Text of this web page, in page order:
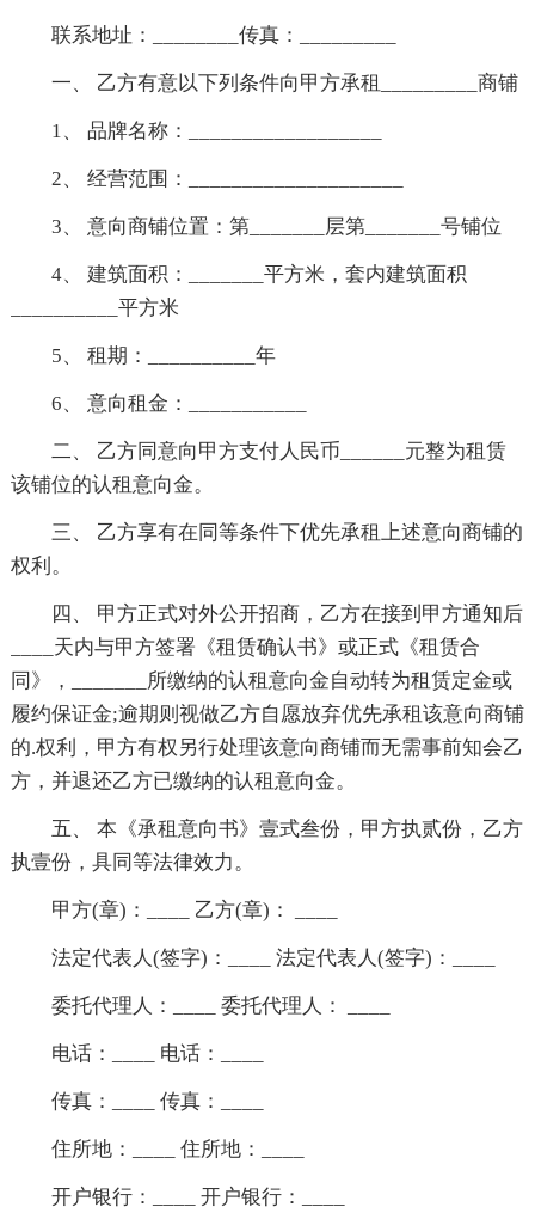
联系地址：________传真：_________
一、 乙方有意以下列条件向甲方承租_________商铺
1、 品牌名称：__________________
2、 经营范围：____________________
3、 意向商铺位置：第_______层第_______号铺位
4、 建筑面积：_______平方米，套内建筑面积
__________平方米
5、 租期：__________年
6、 意向租金：___________
二、 乙方同意向甲方支付人民币______元整为租赁
该铺位的认租意向金。
三、 乙方享有在同等条件下优先承租上述意向商铺的
权利。
四、 甲方正式对外公开招商，乙方在接到甲方通知后
____天内与甲方签署《租赁确认书》或正式《租赁合
同》，_______所缴纳的认租意向金自动转为租赁定金或
履约保证金;逾期则视做乙方自愿放弃优先承租该意向商铺
的.权利，甲方有权另行处理该意向商铺而无需事前知会乙
方，并退还乙方已缴纳的认租意向金。
五、 本《承租意向书》壹式叁份，甲方执贰份，乙方
执壹份，具同等法律效力。
甲方(章)：____ 乙方(章)： ____
法定代表人(签字)：____ 法定代表人(签字)：____
委托代理人：____ 委托代理人： ____
电话：____ 电话：____
传真：____ 传真：____
住所地：____ 住所地：____
开户银行：____ 开户银行：____